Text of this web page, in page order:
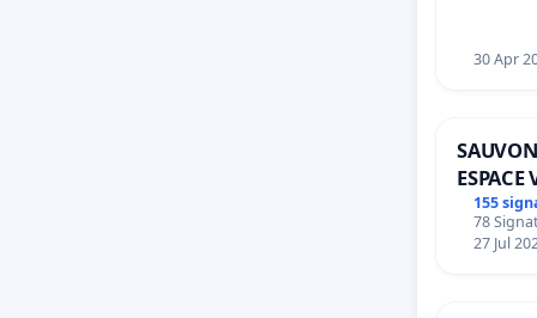
30 Apr
ESPACE
155
78
27 Jul